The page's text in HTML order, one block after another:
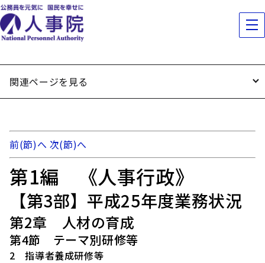
関連ページを見る
前(節)へ 次(節)へ
第1編 《人事行政》
【第3部】平成25年度業務状況
第2章 人材の育成
第4節 テーマ別研修等
2 指導者養成研修等